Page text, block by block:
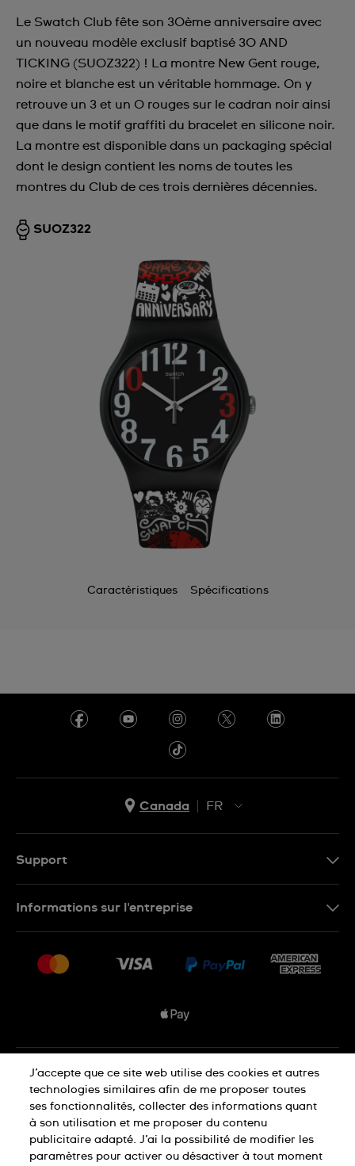
Le Swatch Club fête son 30ème anniversaire avec
un nouveau modèle exclusif baptisé 30 AND
TICKING (SUOZ322) ! La montre New Gent rouge,
noire et blanche est un véritable hommage. On y
retrouve un 3 et un 0 rouges sur le cadran noir ainsi
que dans le motif graffiti du bracelet en silicone noir.
La montre est disponible dans un packaging spécial
dont le design contient les noms de toutes les
montres du Club de ces trois dernières décennies.
SUOZ322
Caractéristiques Spécifications
Canada
FR
Support
Conditions De Vente
Informations sur l'entreprise
Nous rejoindre
Déclaration de confidentialité
Déclaration concernant les cookies
J’accepte que ce site web utilise des cookies et autres
technologies similaires afin de me proposer toutes
ses fonctionnalités, collecter des informations quant
à son utilisation et me proposer du contenu
publicitaire adapté. J’ai la possibilité de modifier les
paramètres pour activer ou désactiver à tout moment